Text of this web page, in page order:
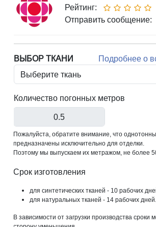
Рейтинг:
Отправить сообщение:
ВЫБОР ТКАНИ Подробнее о
Количество погонных метров
Пожалуйста, обратите внимание, что
предназначены исключительно для отделки.
Поэтому мы выпускаем их метражом, не более
Срок изготовления
для синтетических тканей - 10 рабочих
для натуральных тканей - 14 рабочих дней.
В зависимости от загрузки производства сроки